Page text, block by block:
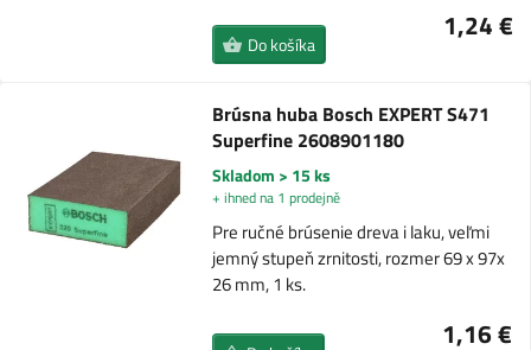
1,24 €
Do košíka
Brúsna huba Bosch EXPERT S471
Superfine 2608901180
Skladom > 15 ks
+ ihned na 1 prodejně
Pre ručné brúsenie dreva i laku, veľmi
jemný stupeň zrnitosti, rozmer 69 x 97x
26 mm, 1 ks.
1,16 €